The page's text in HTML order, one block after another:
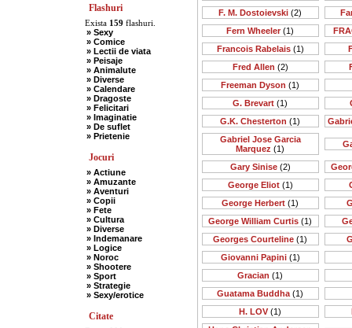
Flashuri
Exista 159 flashuri.
» Sexy
» Comice
» Lectii de viata
» Peisaje
» Animalute
» Diverse
» Calendare
» Dragoste
» Felicitari
» Imaginatie
» De suflet
» Prietenie
Jocuri
» Actiune
» Amuzante
» Aventuri
» Copii
» Fete
» Cultura
» Diverse
» Indemanare
» Logice
» Noroc
» Shootere
» Sport
» Strategie
» Sexy/erotice
Citate
F. M. Dostoievski (2)
Fern Wheeler (1)
Francois Rabelais(1)
Fred Allen (2)
Freeman Dyson (1)
G. Brevart (1)
G.K. Chesterton (1)
Gabriel Jose Garcia
Marquez (1)
Gary Sinise(2)
George Eliot(1)
George Herbert (1)
George William Curtis (1)
Georges Courteline (1)
Giovanni Papini(1)
Gracian (1)
Guatama Buddha (1)
H. LOV (1)